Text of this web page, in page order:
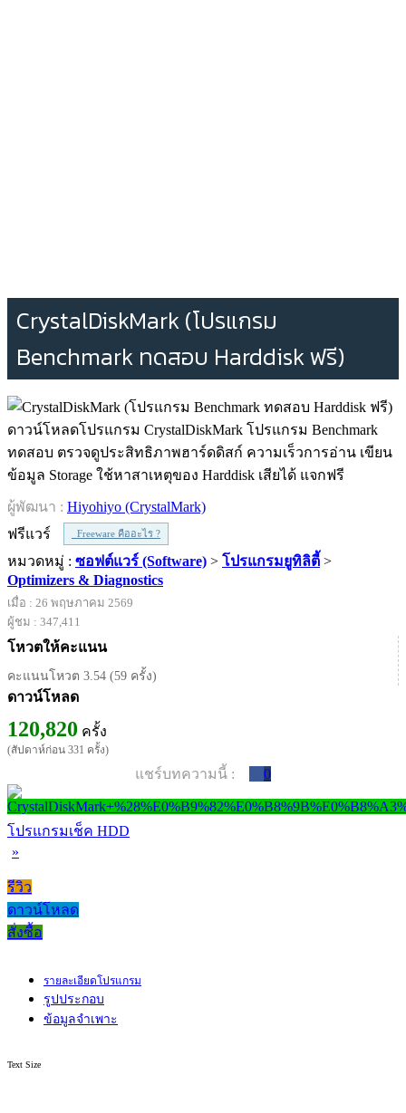
CrystalDiskMark (โปรแกรม
Benchmark ทดสอบ Harddisk ฟรี)
ดาวน์โหลดโปรแกรม CrystalDiskMark โปรแกรม Benchmark
ทดสอบ ตรวจดูประสิทธิภาพฮาร์ดดิสก์ ความเร็วการอ่าน เขียน
ข้อมูล Storage ใช้หาสาเหตุของ Harddisk เสียได้ แจกฟรี
ผู้พัฒนา : Hiyohiyo (CrystalMark)
ฟรีแวร์
Freeware คืออะไร ?
หมวดหมู่ : ซอฟต์แวร์ (Software) > โปรแกรมยูทิลิตี้ >
Optimizers & Diagnostics
เมื่อ : 26 พฤษภาคม 2569
ผู้ชม : 347,411
โหวตให้คะแนน
คะแนนโหวต 3.54 (59 ครั้ง)
ดาวน์โหลด
120,820 ครั้ง
(สัปดาห์ก่อน 331 ครั้ง)
แชร์บทความนี้ : 0
โปรแกรมเช็ค HDD
»
รีวิว
ดาวน์โหลด
สั่งซื้อ
รายละเอียดโปรแกรม
รูปประกอบ
ข้อมูลจำเพาะ
Text Size